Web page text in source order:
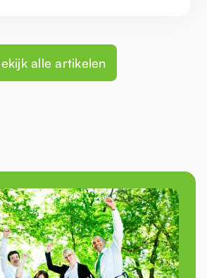
alle artikelen